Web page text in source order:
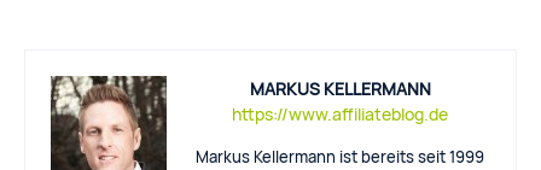
MARKUS KELLERMANN
https://www.affiliateblog.de
Markus Kellermann ist bereits seit 1999